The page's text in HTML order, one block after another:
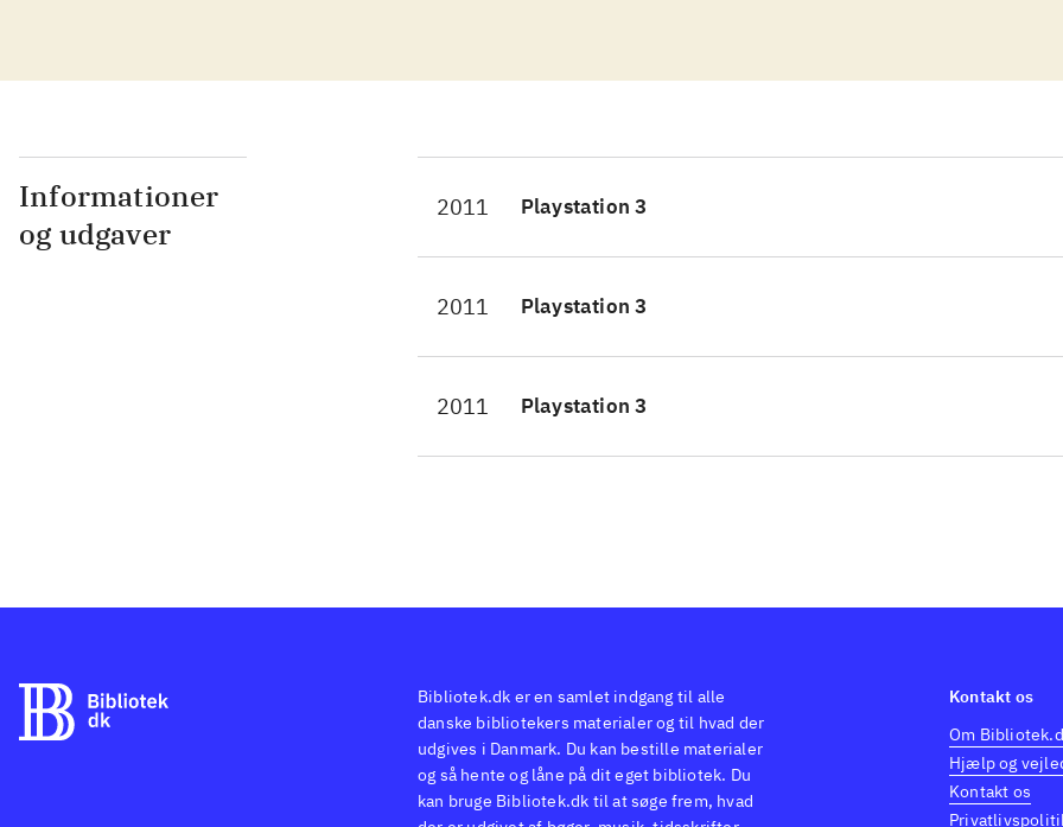
kamp kan skifte fighter og således veksle imellem
disc'en, den animerede spillefilm Blood vengeance,
indblik i bag historien "King of the Iron Fist"-sagaen
"Street fighter"-serien minder på mange måder om
Uanset om man ønsker at genopleve denne
klassiker i visuel forbedret udgave eller om man er
med sine venner eller one-player
Informationer
og udgaver
2011 Playstation 3
2011 Playstation 3
2011 Playstation 3
Bibliotek.dk er en samlet indgang til alle
danske bibliotekers materialer og til hvad der
udgives i Danmark. Du kan bestille materialer
og så hente og låne på dit eget bibliotek. Du
kan bruge Bibliotek.dk til at søge frem, hvad
Kontakt os
Om
Hjælp og
Kontakt os